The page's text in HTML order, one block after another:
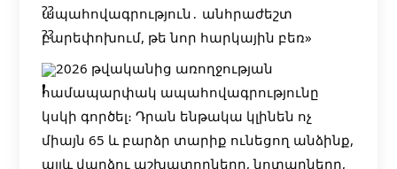
ապահովագրություն․ անհրաժեշտ
բարեփոխում, թե նոր հարկային բեռ»
2026 թվականից առողջության
համապարփակ ապահովագրությունը
կսկի գործել։ Դրան ենթակա կլինեն ոչ
միայն 65 և բարձր տարիք ունեցող անձինք,
այլև վարձու աշխատողները, նոտարները,